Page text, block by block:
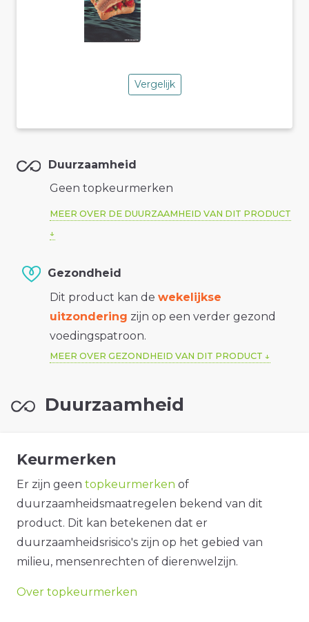
Vergelijk
Duurzaamheid
Geen topkeurmerken
MEER OVER DE DUURZAAMHEID VAN DIT PRODUCT
Gezondheid
Dit product kan de wekelijkse
uitzondering zijn op een verder gezond
voedingspatroon.
MEER OVER GEZONDHEID VAN DIT PRODUCT
Duurzaamheid
Keurmerken
Er zijn geen topkeurmerken of
duurzaamheidsmaatregelen bekend van dit
product. Dit kan betekenen dat er
duurzaamheidsrisico's zijn op het gebied van
milieu, mensenrechten of dierenwelzijn.
Over topkeurmerken